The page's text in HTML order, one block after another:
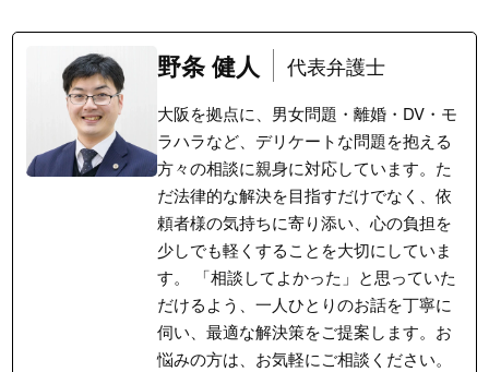
野条 健人 代表弁護士
大阪を拠点に、男女問題・離婚・DV・モ
ラハラなど、デリケートな問題を抱える
方々の相談に親身に対応しています。た
だ法律的な解決を目指すだけでなく、依
頼者様の気持ちに寄り添い、心の負担を
少しでも軽くすることを大切にしていま
す。 「相談してよかった」と思っていた
だけるよう、一人ひとりのお話を丁寧に
伺い、最適な解決策をご提案します。お
悩みの方は、お気軽にご相談ください。